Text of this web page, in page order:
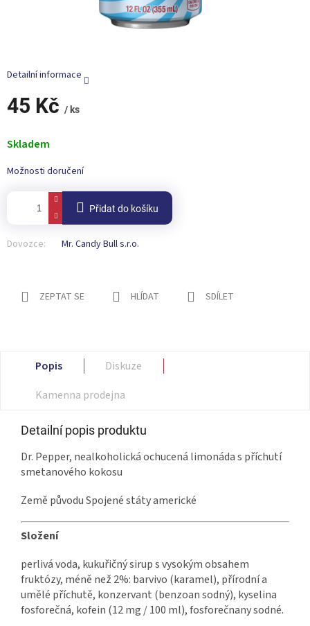
45 Kč / ks
cena:
Skladem
Možnosti doručení
Přidat do košíku
Dovozce: Mr. Candy Bull s.r.o.
Detailní informace
ZEPTAT SE HLÍDAT SDÍLET
Popis
Diskuze
Kamenna prodejna
Detailní popis produktu
Dr. Pepper, nealkoholická ochucená limonáda s příchutí
smetanového kokosu
Země původu Spojené státy americké
Složení
perlivá voda, kukuřičný sirup s vysokým obsahem
fruktózy, méně než 2%: barvivo (karamel), přírodní a
umělé příchutě, konzervant (benzoan sodný), kyselina
fosforečná, kofein (12 mg / 100 ml), fosforečnany sodné.